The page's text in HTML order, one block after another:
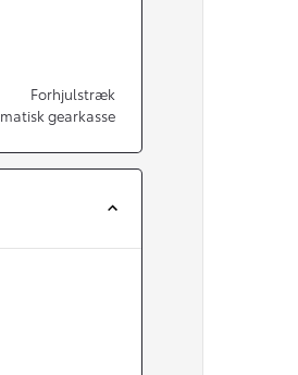
Forhjulstræk
gearkasse